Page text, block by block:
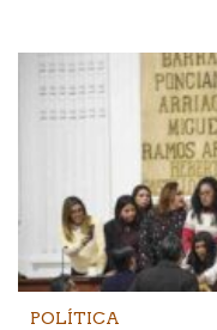
POLÍTICA